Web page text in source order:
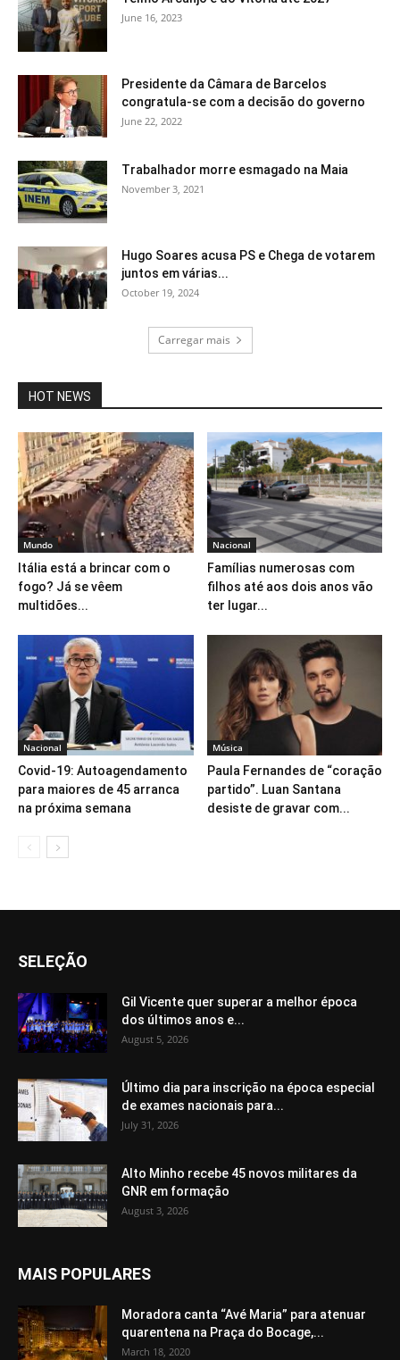
June 16, 2023
Presidente da Câmara de Barcelos
congratula-se com a decisão do governo
June 22, 2022
Trabalhador morre esmagado na Maia
November 3, 2021
Hugo Soares acusa PS e Chega de votarem
juntos em várias...
October 19, 2024
Carregar mais
HOT NEWS
Mundo
Itália está a brincar com o
fogo? Já se vêem
multidões...
Nacional
Famílias numerosas com
filhos até aos dois anos vão
ter lugar...
Nacional
Covid-19: Autoagendamento
para maiores de 45 arranca
na próxima semana
Música
Paula Fernandes de “coração
partido”. Luan Santana
desiste de gravar com...
SELEÇÃO
Gil Vicente quer superar a melhor época
dos últimos anos e...
August 5, 2026
Último dia para inscrição na época especial
de exames nacionais para...
July 31, 2026
Alto Minho recebe 45 novos militares da
GNR em formação
August 3, 2026
MAIS POPULARES
Moradora canta “Avé Maria” para atenuar
quarentena na Praça do Bocage,...
March 18, 2020